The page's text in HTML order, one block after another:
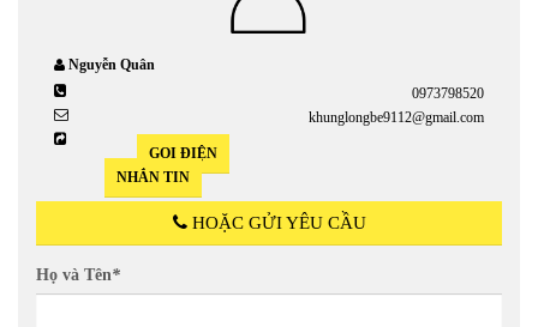
Nguyễn Quân
0973798520
khunglongbe9112@gmail.com
GỌI ĐIỆN
NHẮN TIN
HOẶC GỬI YÊU CẦU
Họ và Tên*